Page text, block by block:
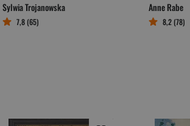
Sylwia Trojanowska
7,8 (65)
Anne Rabe
8,2 (78)